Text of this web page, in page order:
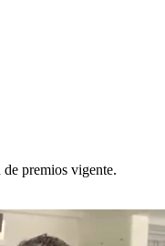
premios vigente.